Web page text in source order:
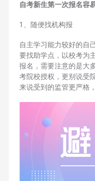
自考新生第一次报名容
1、随便找机构报
自主学习能力较好的自
要找助学点，以校考为
报名，需要注意的是大
考院校授权，更别说受
来说受到的监管更严格